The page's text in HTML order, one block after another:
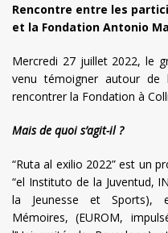
Rencontre entre les
et la Fondation Antonio
Mercredi 27 juillet 2022, le
venu témoigner autour de
rencontrer la Fondation à
Mais de quoi s’agit-il ?
“Ruta al exilio 2022” est un
“el Instituto de la Juventud,
la Jeunesse et Sports),
Mémoires, (EUROM,